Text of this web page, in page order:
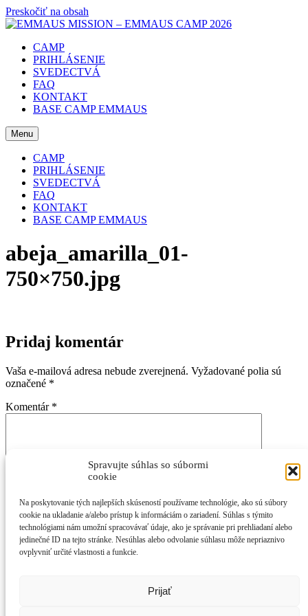
Spravujte súhlas so súbormi
cookie
Na poskytovanie tých najlepších skúseností používame technológie, ako sú súbory
cookie na ukladanie a/alebo prístup k informáciám o zariadení. Súhlas s týmito
technológiami nám umožní spracovávať údaje, ako je správanie pri prehliadaní alebo
jedinečné ID na tejto stránke. Nesúhlas alebo odvolanie súhlasu môže nepriaznivo
ovplyvniť určité vlastnosti a funkcie.
Prijať
Preskočiť na obsah
CAMP
PRIHLÁSENIE
SVEDECTVÁ
FAQ
KONTAKT
BASE CAMP EMMAUS
Menu
CAMP
PRIHLÁSENIE
SVEDECTVÁ
FAQ
KONTAKT
BASE CAMP EMMAUS
abeja_amarilla_01-
750×750.jpg
Pridaj komentár
Vaša e-mailová adresa nebude zverejnená. Vyžadované polia sú
označené *
Komentár *
Meno*
E-mail*